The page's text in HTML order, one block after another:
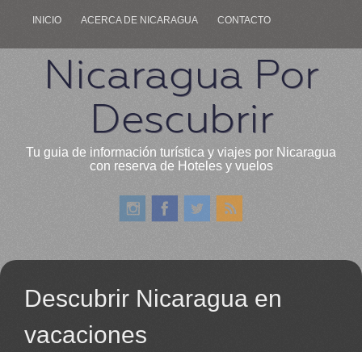
INICIO ACERCA DE NICARAGUA CONTACTO
Nicaragua Por
Descubrir
Tu guia de información turística y viajes por Nicaragua
con reserva de Hoteles y vuelos
Descubrir Nicaragua en
vacaciones